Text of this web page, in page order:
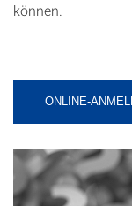
können.
ONLINE-